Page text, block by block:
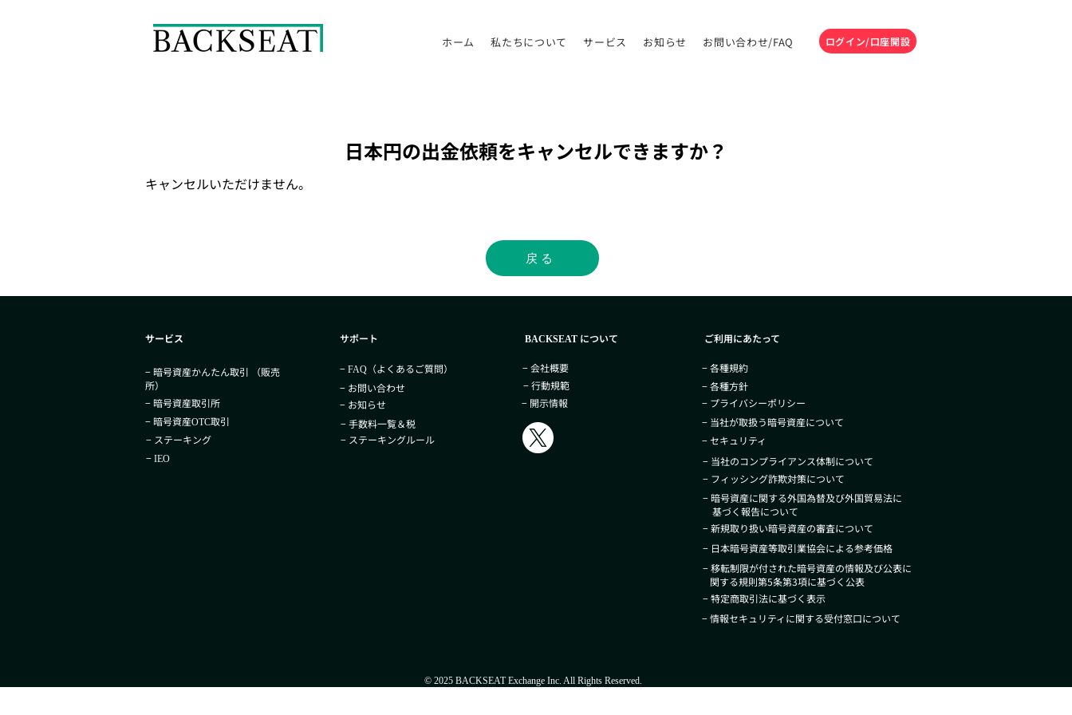
ホーム 私たちについて サービス お知らせ お問い合わせ/FAQ ログイン/口座開設
日本円の出金依頼をキャンセルできますか？
キャンセルいただけません。
戻る
サービス
− 暗号資産かんたん取引​ （販売
所）
− 暗号資産取引所
− 暗号資産OTC取引
− ステーキング
− IEO
サポート
− FAQ （よくあるご質問）
− お問い合わせ
− お知らせ
− 手数料一覧＆税
− ステーキングルール
BACKSEAT について
− 会社概要
− 行動規範
− 開示情報
ご利用にあたって
− 各種規約
− 各種方針
− プライバシーポリシー
− 当社が取扱う暗号資産について
− セキュリティ
− 当社のコンプライアンス体制について
− フィッシング詐欺対策について
− 暗号資産に関する外国為替及び外国貿易法に
基づく報告について
− 新規取り扱い暗号資産の審査について
− 日本暗号資産等取引業協会による参考価格
− 移転制限が付された暗号資産の情報及び公表に
関する規則第5条第3項に基づく公表
− 特定商取引法に基づく表示
− 情報セキュリティに関する受付窓口について
© 2025 BACKSEAT Exchange Inc. All Rights Reserved.